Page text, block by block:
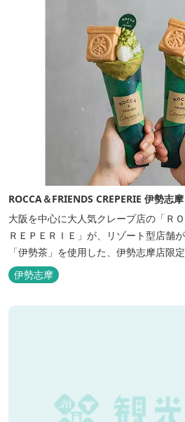
ROCCA＆FRIENDS CREPERIE 伊勢志摩
大阪を中心に大人気クレープ店の「Ｒ
ＲＥＰＥＲＩＥ」が、リゾート型店舗
「伊勢茶」を使用した、伊勢志摩店限
ス」をはじめ、まるで「パフェ」のよ
す。 また季節に合わせて、期間限定ク
ですので、伊勢志摩旅行の際にはぜひ
伊勢志摩